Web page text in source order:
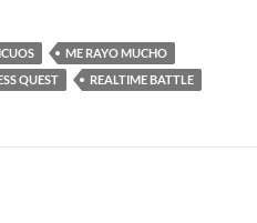
ME RAYO MUCHO
QUEST REALTIME BATTLE